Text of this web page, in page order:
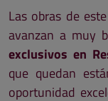
Las obras de
avanzan a muy
exclusivos en
que quedan
oportunidad